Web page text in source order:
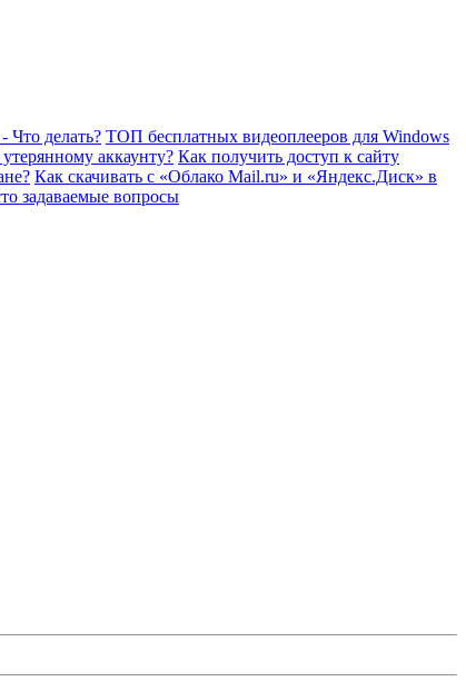
Что делать? ТОП бесплатных видеоплееров для Windows
аккаунту? Как получить доступ к сайту
Как скачивать с «Облако Mail.ru» и «Яндекс.Диск» в
задаваемые вопросы